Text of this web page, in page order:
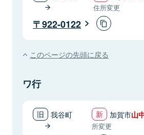
住所変更
922-0122
このページの先頭に戻る
ワ行
我谷町 加賀市山
所変更